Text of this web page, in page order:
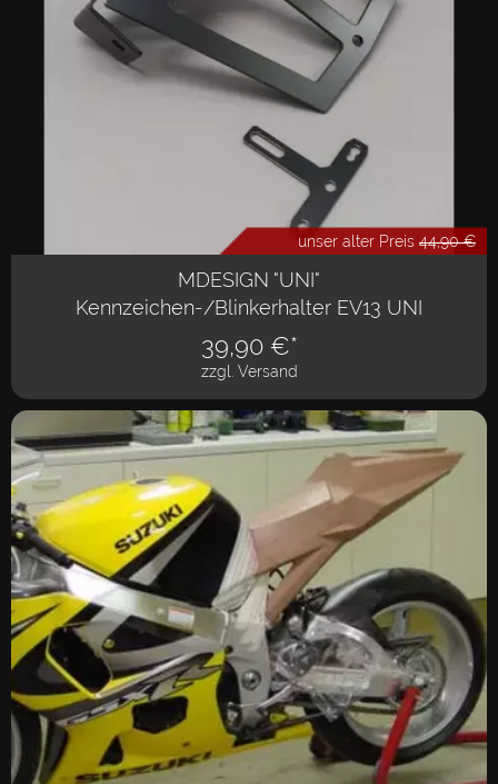
unser alter Preis 44,90 €
MDESIGN "UNI"
Kennzeichen-/Blinkerhalter EV13 UNI
zzgl. Versand
39,90€*